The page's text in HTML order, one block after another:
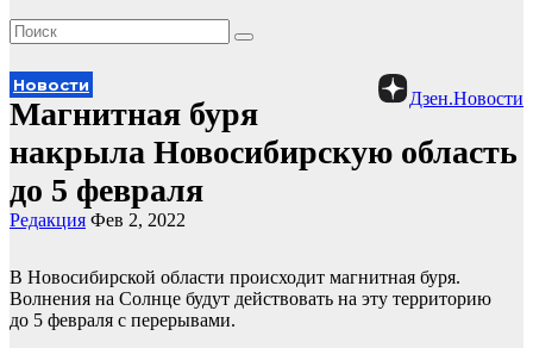
Дзен.Новости
Новости
Магнитная буря
накрыла Новосибирскую область
до 5 февраля
Редакция Фев 2, 2022
В Новосибирской области происходит магнитная буря.
Волнения на Солнце будут действовать на эту территорию
до 5 февраля с перерывами.